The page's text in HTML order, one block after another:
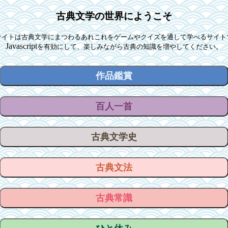
古典文学の世界にようこそ
イトは古典文学にまつわるあれこれをゲームやクイズを通して学べるサイト
Javascriptを有効にして、楽しみながら古典の知識を増やしてください。
作品鑑賞
百人一首
古典文学史
古典文法
古典常識